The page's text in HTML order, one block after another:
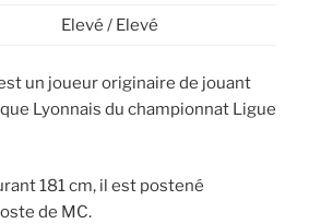
Elevé / Elevé
un joueur originaire de jouant
Lyonnais du championnat Ligue
181 cm, il est postené
de MC.